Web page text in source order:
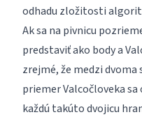
odhadu zložitosti
Ak sa na pivnicu
predstaviť ako body a
zrejmé, že medzi
priemer Valcočloveka
každú takúto dvojicu